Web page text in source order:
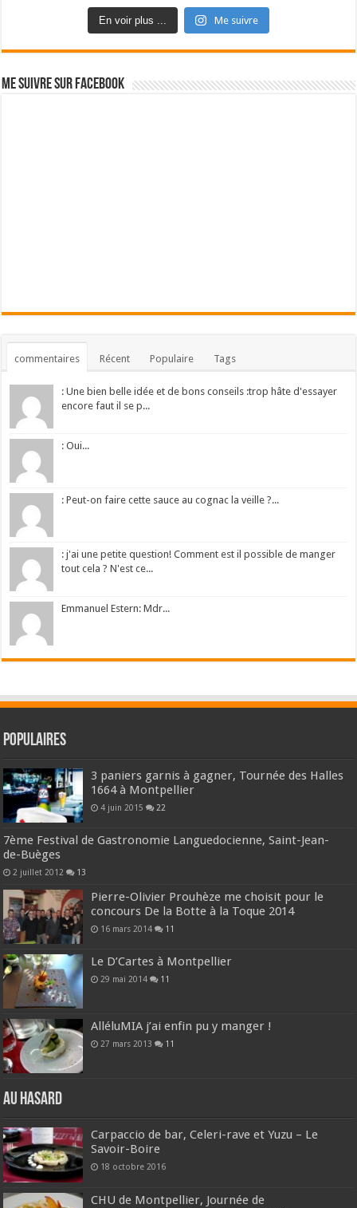
En voir plus ... Me suivre
Me suivre sur Facebook
commentaires Récent Populaire Tags
: Une bien belle idée et de bons conseils :trop hâte d'essayer
encore faut il se p...
: Oui...
: Peut-on faire cette sauce au cognac la veille ?...
: j'ai une petite question! Comment est il possible de manger
tout cela ? N'est ce...
Emmanuel Estern: Mdr...
Populaires
3 paniers garnis à gagner, Tournée des Halles
1664 à Montpellier
4 juin 2015 22
7ème Festival de Gastronomie Languedocienne, Saint-Jean-
de-Buèges
2 juillet 2012 13
Pierre-Olivier Prouhèze me choisit pour le
concours De la Botte à la Toque 2014
16 mars 2014 11
Le D’Cartes à Montpellier
29 mai 2014 11
AlléluMIA j’ai enfin pu y manger !
27 mars 2013 11
Au hasard
Carpaccio de bar, Celeri-rave et Yuzu – Le
Savoir-Boire
18 octobre 2016
CHU de Montpellier, Journée de